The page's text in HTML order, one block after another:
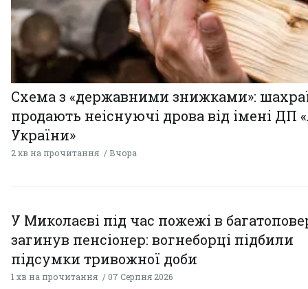
Схема з «державними знижками»:
продають неіснуючі дрова від імені ДП
України»
2 хв на прочитання Вчора
У Миколаєві під час пожежі в
загинув пенсіонер: вогнеборці підбили
підсумки тривожної доби
1 хв на прочитання 07 Серпня 2026